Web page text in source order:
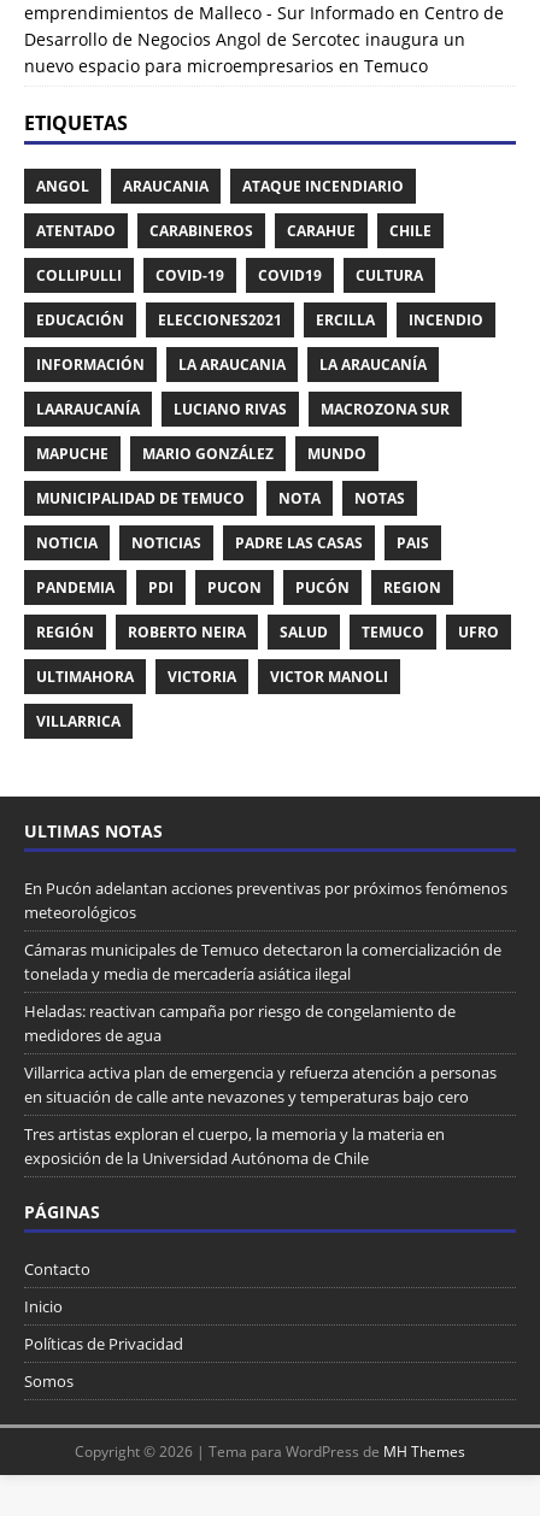
emprendimientos de Malleco - Sur Informado en Centro de
Desarrollo de Negocios Angol de Sercotec inaugura un
nuevo espacio para microempresarios en Temuco
ETIQUETAS
ANGOL ARAUCANIA ATAQUE INCENDIARIO
ATENTADO CARABINEROS CARAHUE CHILE
COLLIPULLI COVID-19 COVID19 CULTURA
EDUCACIÓN ELECCIONES2021 ERCILLA INCENDIO
INFORMACIÓN LA ARAUCANIA LA ARAUCANÍA
LAARAUCANÍA LUCIANO RIVAS MACROZONA SUR
MAPUCHE MARIO GONZÁLEZ MUNDO
MUNICIPALIDAD DE TEMUCO NOTA NOTAS
NOTICIA NOTICIAS PADRE LAS CASAS PAIS
PANDEMIA PDI PUCON PUCÓN REGION
REGIÓN ROBERTO NEIRA SALUD TEMUCO UFRO
ULTIMAHORA VICTORIA VICTOR MANOLI
VILLARRICA
ULTIMAS NOTAS
En Pucón adelantan acciones preventivas por próximos fenómenos
meteorológicos
Cámaras municipales de Temuco detectaron la comercialización de
tonelada y media de mercadería asiática ilegal
Heladas: reactivan campaña por riesgo de congelamiento de
medidores de agua
Villarrica activa plan de emergencia y refuerza atención a personas
en situación de calle ante nevazones y temperaturas bajo cero
Tres artistas exploran el cuerpo, la memoria y la materia en
exposición de la Universidad Autónoma de Chile
PÁGINAS
Contacto
Inicio
Políticas de Privacidad
Somos
Copyright © 2026 | Tema para WordPress de MH Themes